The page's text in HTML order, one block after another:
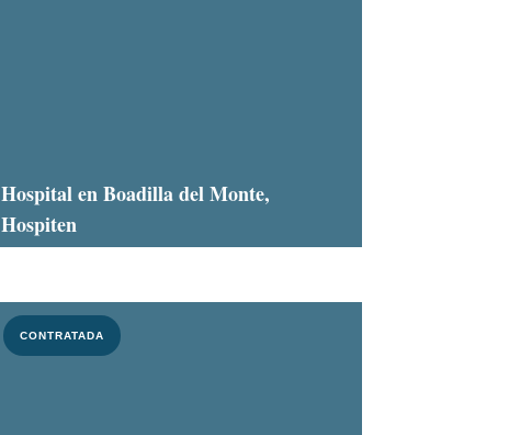
Hospital en Boadilla del Monte,
Hospiten
CONTRATADA